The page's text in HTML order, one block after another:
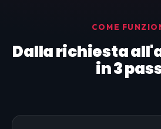
COME
Dalla richiesta
in 3